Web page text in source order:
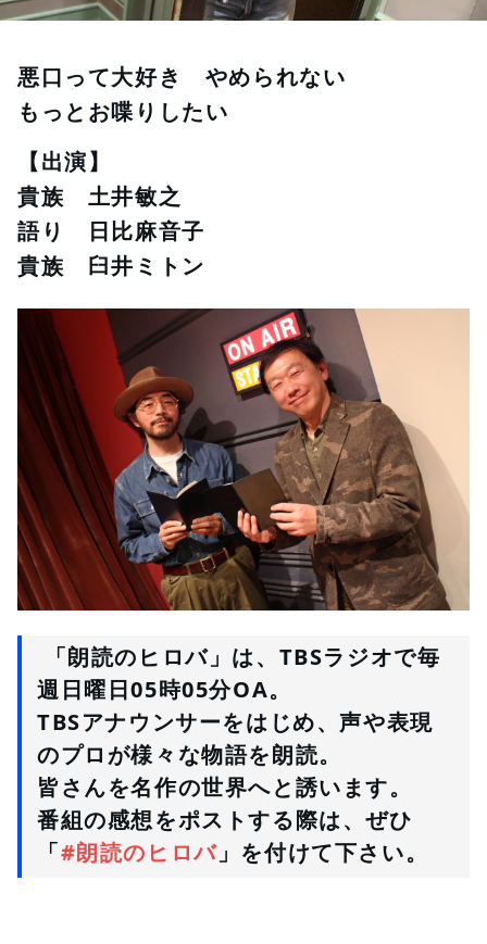
悪口って大好き　やめられない
もっとお喋りしたい
【出演】
貴族　土井敏之
語り　日比麻音子
貴族　臼井ミトン
「朗読のヒロバ」は、TBSラジオで毎
週日曜日05時05分OA。
TBSアナウンサーをはじめ、声や表現
のプロが様々な物語を朗読。
皆さんを名作の世界へと誘います。
番組の感想をポストする際は、ぜひ
「#朗読のヒロバ」を付けて下さい。